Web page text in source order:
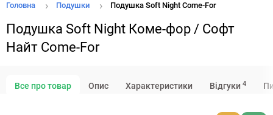
Головна Подушки Подушка Soft Night Come-For
Подушка Soft Night Коме-фор / Софт
Найт Come-For
Все про товар Опис Характеристики Відгуки 4